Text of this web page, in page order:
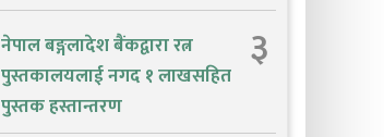
नेपाल बङ्गलादेश बैंकद्वारा रत्न
पुस्तकालयलाई नगद १ लाखसहित
पुस्तक हस्तान्तरण
३